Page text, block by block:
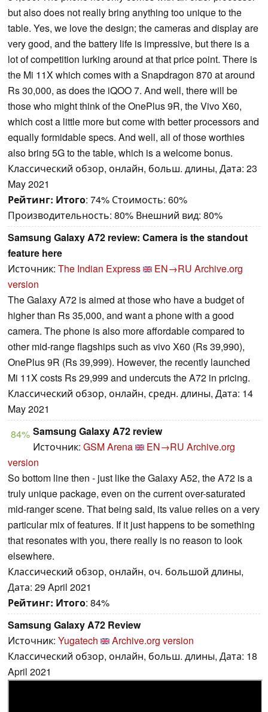
but also does not really bring anything too unique to the
table. Yes, we love the design; the cameras and display are
very good, and the battery life is impressive, but there is a
lot of competition lurking around at that price point. There is
the Mi 11X which comes with a Snapdragon 870 at around
Rs 30,000, as does the iQOO 7. And well, there will be
those who might think of the OnePlus 9R, the Vivo X60,
which cost a little more but come with better processors and
equally formidable specs. And well, all of those worthies
also bring 5G to the table, which is a welcome bonus.
Классический обзор, онлайн, больш. длины, Дата: 23
May 2021
Рейтинг: Итого: 74% Стоимость: 60%
Производительность: 80% Внешний вид: 80%
Samsung Galaxy A72 review: Camera is the standout
feature here
Источник: The Indian Express EN→RU Archive.org
version
The Galaxy A72 is aimed at those who have a budget of
higher than Rs 35,000, and want a phone with a good
camera. The phone is also more affordable compared to
other mid-range flagships such as vivo X60 (Rs 39,990),
OnePlus 9R (Rs 39,999). However, the recently launched
Mi 11X costs Rs 29,999 and undercuts the A72 in pricing.
Классический обзор, онлайн, средн. длины, Дата: 14
May 2021
84% Samsung Galaxy A72 review
Источник: GSM Arena EN→RU Archive.org
version
So bottom line then - just like the Galaxy A52, the A72 is a
truly unique package, even on the current over-saturated
mid-ranger scene. That being said, its value relies on a very
particular mix of features. If it just happens to be something
that resonates with you, there really is no reason to look
elsewhere.
Классический обзор, онлайн, оч. большой длины,
Дата: 29 April 2021
Рейтинг: Итого: 84%
Samsung Galaxy A72 Review
Источник: Yugatech
Archive.org version
Классический обзор, онлайн, больш. длины, Дата: 18
April 2021